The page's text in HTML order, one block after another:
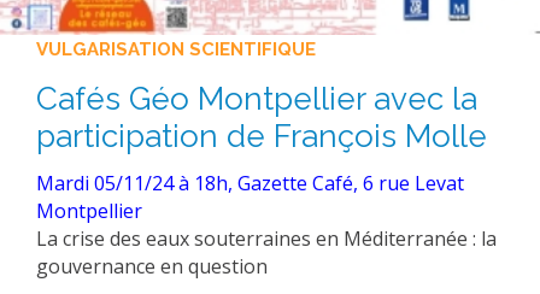
VULGARISATION SCIENTIFIQUE
Cafés Géo Montpellier avec la
participation de François Molle
Mardi 05/11/24 à 18h, Gazette Café, 6 rue Levat
Montpellier
La crise des eaux souterraines en Méditerranée : la
gouvernance en question